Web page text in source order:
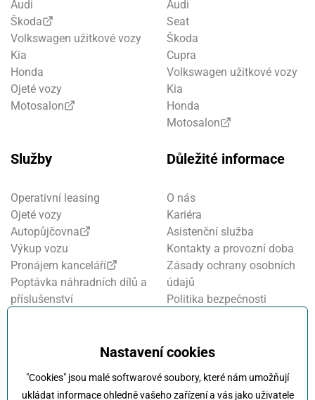
Nastavení cookies
"Cookies" jsou malé softwarové soubory, které nám umožňují
ukládat informace ohledně vašeho zařízení a vás jako uživatele
Audi
Škoda
Volkswagen užitkové vozy
Kia
Honda
Ojeté vozy
Motosalon
Audi
Seat
Škoda
Cupra
Volkswagen užitkové vozy
Kia
Honda
Motosalon
Služby
Operativní leasing
Ojeté vozy
Autopůjčovna
Výkup vozu
Pronájem kanceláří
Poptávka náhradních dílů a
příslušenství
Důležité informace
O nás
Kariéra
Asistenční služba
Kontakty a provozní doba
Zásady ochrany osobních
údajů
Politika bezpečnosti
Oznamovací systém
Kola Klokočka - ukončení